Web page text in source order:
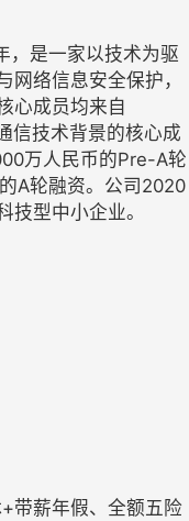
，是一家以技术为驱
网络信息安全保护，
心成员均来自
信技术背景的核心成
万人民币的Pre-A轮
A轮融资。公司2020
技型中小企业。
带薪年假、全额五险